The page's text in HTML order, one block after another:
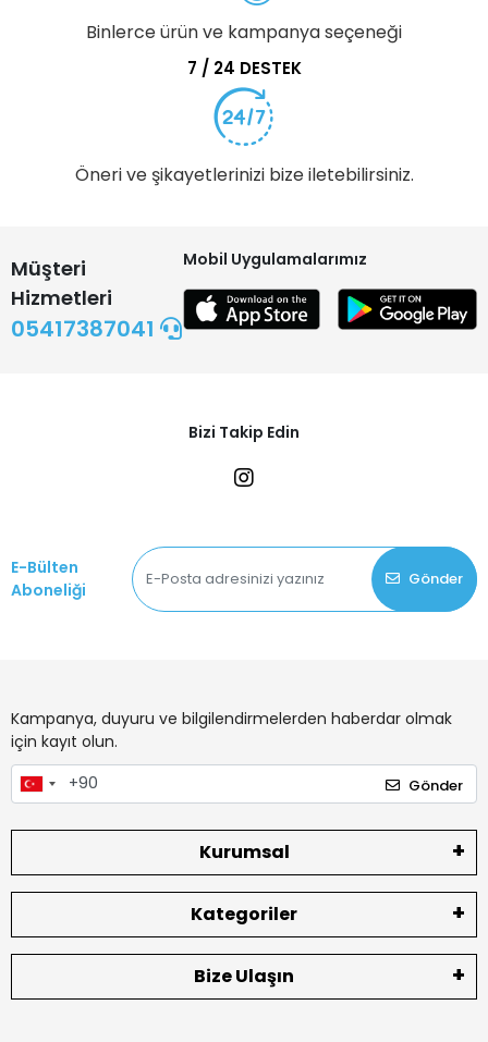
Binlerce ürün ve kampanya seçeneği
7 / 24 DESTEK
Öneri ve şikayetlerinizi bize iletebilirsiniz.
Müşteri
Hizmetleri
05417387041
Mobil Uygulamalarımız
Bizi Takip Edin
E-Bülten
Aboneliği
Gönder
Kampanya, duyuru ve bilgilendirmelerden haberdar olmak
için kayıt olun.
Gönder
Kurumsal
Kategoriler
Bize Ulaşın